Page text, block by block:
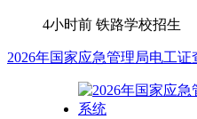
4小时前 铁路学校招生
2026年国家应急管理局电工